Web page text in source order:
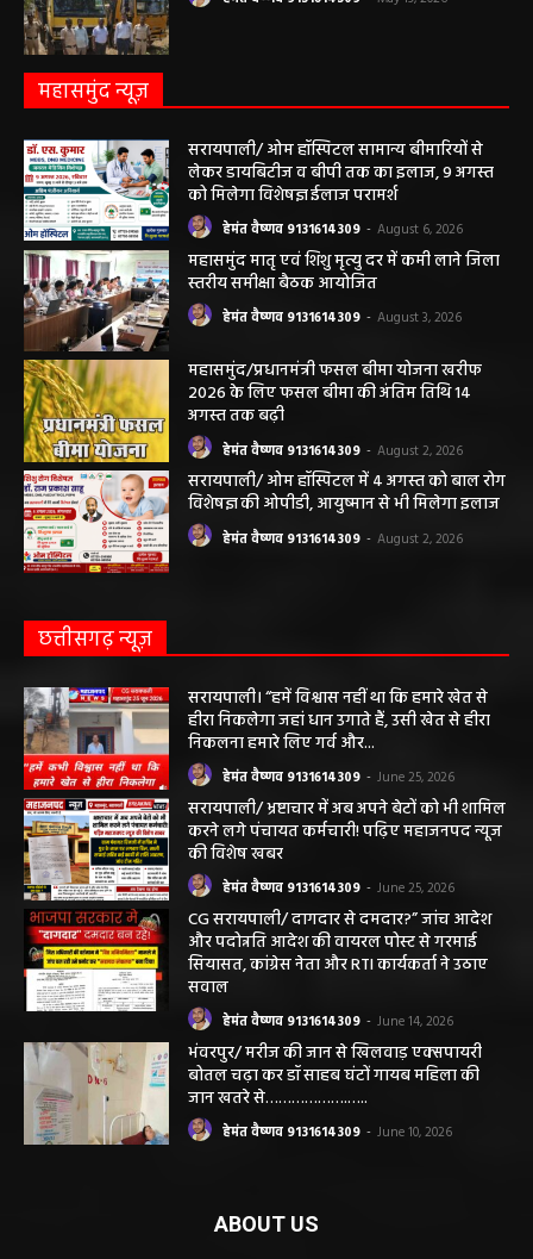
महासमुंद न्यूज़
सरायपाली/ ओम हॉस्पिटल सामान्य बीमारियों से
लेकर डायबिटीज व बीपी तक का इलाज, 9 अगस्त
को मिलेगा विशेषज्ञ ईलाज परामर्श
हेमंत वैष्णव 9131614309 - August 6, 2026
महासमुंद मातृ एवं शिशु मृत्यु दर में कमी लाने जिला
स्तरीय समीक्षा बैठक आयोजित
हेमंत वैष्णव 9131614309 - August 3, 2026
महासमुंद/प्रधानमंत्री फसल बीमा योजना खरीफ
2026 के लिए फसल बीमा की अंतिम तिथि 14
अगस्त तक बढ़ी
हेमंत वैष्णव 9131614309 - August 2, 2026
सरायपाली/ ओम हॉस्पिटल में 4 अगस्त को बाल रोग
विशेषज्ञ की ओपीडी, आयुष्मान से भी मिलेगा इलाज
हेमंत वैष्णव 9131614309 - August 2, 2026
छत्तीसगढ़ न्यूज़
सरायपाली। “हमें विश्वास नहीं था कि हमारे खेत से
हीरा निकलेगा जहां धान उगाते हैं, उसी खेत से हीरा
निकलना हमारे लिए गर्व और...
हेमंत वैष्णव 9131614309 - June 25, 2026
सरायपाली/ भ्रष्टाचार में अब अपने बेटों को भी शामिल
करने लगे पंचायत कर्मचारी! पढ़िए महाजनपद न्यूज
की विशेष खबर
हेमंत वैष्णव 9131614309 - June 25, 2026
CG सरायपाली/ दागदार से दमदार?” जांच आदेश
और पदोन्नति आदेश की वायरल पोस्ट से गरमाई
सियासत, कांग्रेस नेता और RTI कार्यकर्ता ने उठाए
सवाल
हेमंत वैष्णव 9131614309 - June 14, 2026
भंवरपुर/ मरीज की जान से खिलवाड़ एक्सपायरी
बोतल चढ़ा कर डॉ साहब घंटों गायब महिला की
जान खतरे से……………….…..
हेमंत वैष्णव 9131614309 - June 10, 2026
ABOUT US